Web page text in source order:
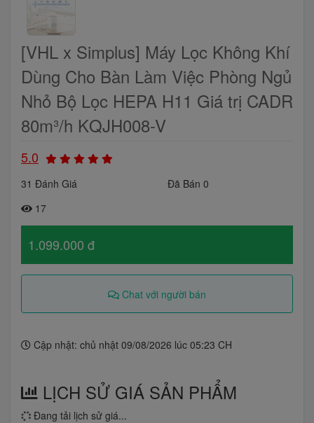
[VHL x Simplus] Máy Lọc Không Khí
Dùng Cho Bàn Làm Việc Phòng Ngủ
Nhỏ Bộ Lọc HEPA H11 Giá trị CADR
80m³/h KQJH008-V
5.0
31 Đánh Giá
Đã Bán 0
17
1.099.000 đ
Chat với người bán
Cập nhật: chủ nhật 09/08/2026 lúc 05:23 CH
LỊCH SỬ GIÁ SẢN PHẨM
Đang tải lịch sử giá...